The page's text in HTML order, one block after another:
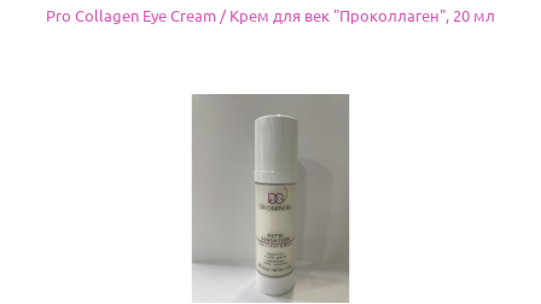
Pro Collagen Eye Cream / Крем для век "Проколлаген", 20 мл